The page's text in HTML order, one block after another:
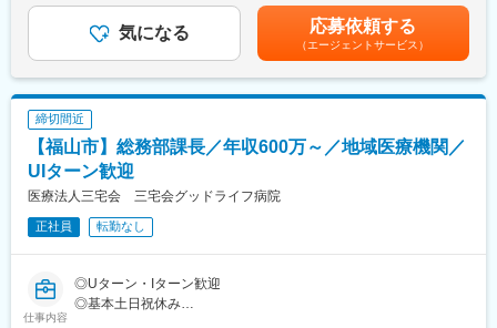
ービス等
(3)適切な現地保険の提案：現地での顧客への最適な保険の提案等
※サービス情報URL：http://wellbemedic.com/service/
■所属部署について：量販事業部
量販事業部（当社のメイン販売チャネルである、家電量販店に対
名 ）
※担当エリア／広島近辺
■働く環境：
営業未経験のメンバーも多くキャリア入社いただいており、営業
ております。一緒に当社を盛り上げて頂けるメンバーをお待ちし
■当社の製品（一部抜粋）：
マッサージチェア：人気のコンパクトモデルから豊富な機能を備
残業手当＞有＜給与補足＞※経験やスキルを考慮の上、当社規定に
より決定いたします。■昇給：年1回■賞与：年2回賃金はあくまで
も目安の金額であり、選考を通じて上下する可能性があります。
月給(月額)は固定手当を含めた表記です。
気になる 応募依頼する
（エージェントサービス）
締切間近
【福山市】総務部課長／年収600万～／地域医療機関／
UIターン歓迎
医療法人三宅会 三宅会グッドライフ病院
正社員 転勤なし
仕事内容
◎Uターン・Iターン歓迎
◎基本土日祝休み